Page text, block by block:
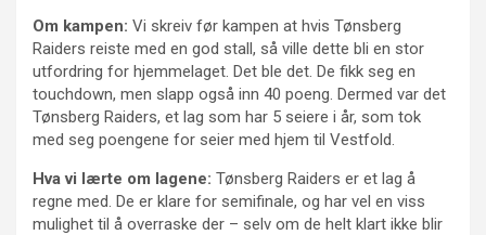
Om kampen: Vi skreiv før kampen at hvis Tønsberg
Raiders reiste med en god stall, så ville dette bli en stor
utfordring for hjemmelaget. Det ble det. De fikk seg en
touchdown, men slapp også inn 40 poeng. Dermed var det
Tønsberg Raiders, et lag som har 5 seiere i år, som tok
med seg poengene for seier med hjem til Vestfold.
Hva vi lærte om lagene: Tønsberg Raiders er et lag å
regne med. De er klare for semifinale, og har vel en viss
mulighet til å overraske der – selv om de helt klart ikke blir